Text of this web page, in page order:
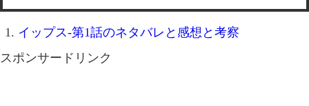
イップス-第1話のネタバレと感想と考察
スポンサードリンク